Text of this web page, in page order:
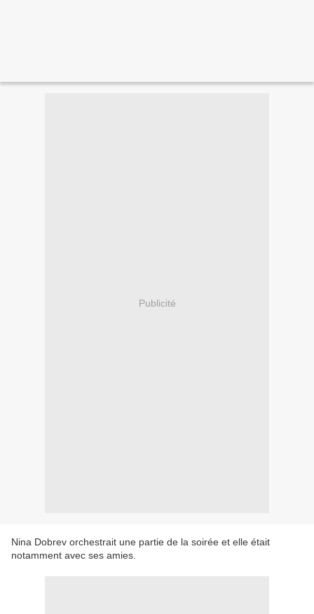
Publicité
Nina Dobrev orchestrait une partie de la soirée et elle était
notamment avec ses amies.